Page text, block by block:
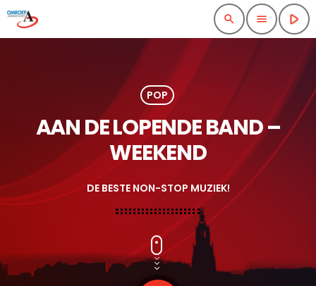
search menu play_arrow
POP
AAN DE LOPENDE BAND –
WEEKEND
DE BESTE NON-STOP MUZIEK!